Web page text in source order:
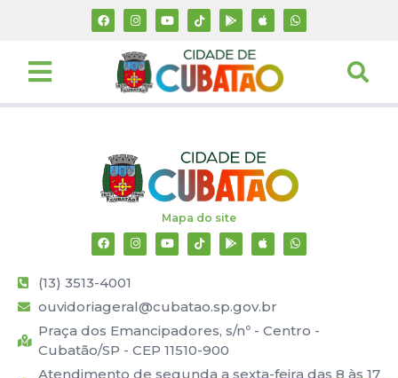
Mapa do site
(13) 3513-4001
ouvidoriageral@cubatao.sp.gov.br
Praça dos Emancipadores, s/nº - Centro -
Cubatão/SP - CEP 11510-900
Atendimento de segunda a sexta-feira das 8 às 17